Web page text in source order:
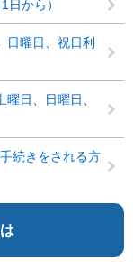
から）
日曜日、祝日利
日、日曜日、
続きをされる方